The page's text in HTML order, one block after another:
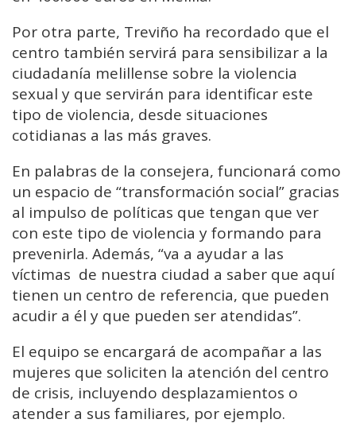
Por otra parte, Treviño ha recordado que el
centro también servirá para sensibilizar a la
ciudadanía melillense sobre la violencia
sexual y que servirán para identificar este
tipo de violencia, desde situaciones
cotidianas a las más graves.
En palabras de la consejera, funcionará como
un espacio de “transformación social” gracias
al impulso de políticas que tengan que ver
con este tipo de violencia y formando para
prevenirla. Además, “va a ayudar a las
víctimas de nuestra ciudad a saber que aquí
tienen un centro de referencia, que pueden
acudir a él y que pueden ser atendidas”.
El equipo se encargará de acompañar a las
mujeres que soliciten la atención del centro
de crisis, incluyendo desplazamientos o
atender a sus familiares, por ejemplo.